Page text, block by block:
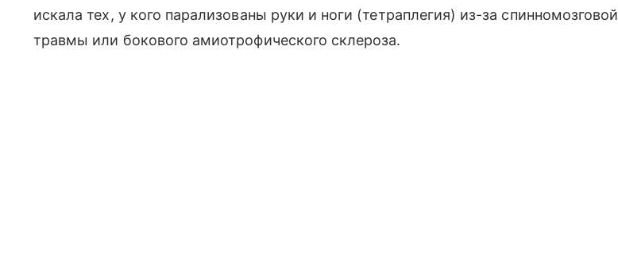
искала тех, у кого парализованы руки и ноги (тетраплегия) из-за спинномозговой
травмы или бокового амиотрофического склероза.